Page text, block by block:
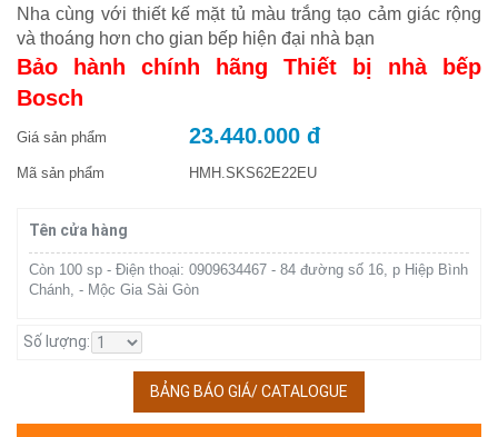
Nha cùng với thiết kế mặt tủ màu trắng tạo cảm giác rộng
và thoáng hơn cho gian bếp hiện đại nhà bạn
Bảo hành chính hãng Thiết bị nhà bếp
Bosch
Giá sản phẩm 23.440.000 đ
Mã sản phẩm HMH.SKS62E22EU
Tên cửa hàng
Còn 100 sp - Điện thoại: 0909634467 - 84 đường số 16, p Hiệp Bình
Chánh, - Mộc Gia Sài Gòn
Số lượng:
BẢNG BÁO GIÁ/ CATALOGUE